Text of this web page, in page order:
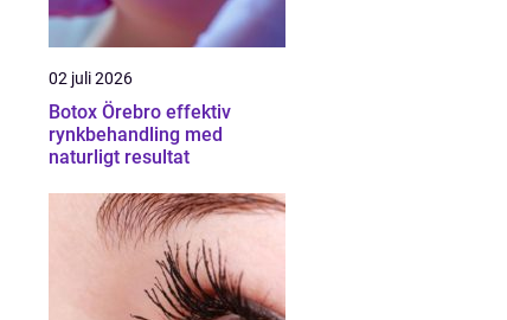
02 juli 2026
Botox Örebro effektiv
rynkbehandling med
naturligt resultat